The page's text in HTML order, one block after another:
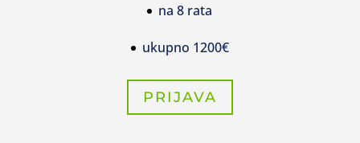
na 8 rata
ukupno 1200€
PRIJAVA